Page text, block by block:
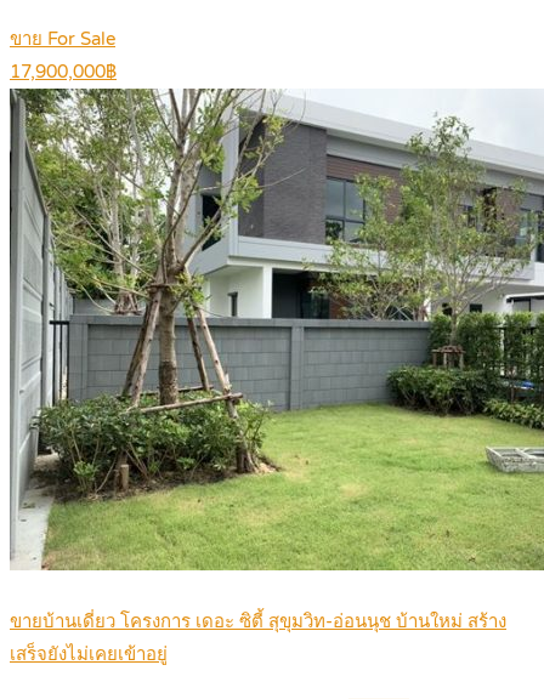
ขาย For Sale
17,900,000฿
ขายบ้านเดี่ยว โครงการ เดอะ ซิตี้ สุขุมวิท-อ่อนนุช บ้านใหม่ สร้าง
เสร็จยังไม่เคยเข้าอยู่